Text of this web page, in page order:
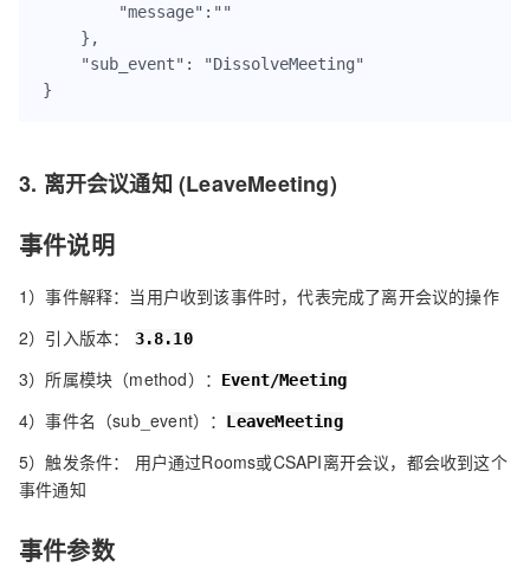
        "message":""
    },
    "sub_event": "DissolveMeeting"
}
3. 离开会议通知 (LeaveMeeting)
事件说明
1）事件解释：当用户收到该事件时，代表完成了离开会议的操作
2）引入版本：
3.8.10
3）所属模块（method）： Event/Meeting
4）事件名（sub_event）： LeaveMeeting
5）触发条件： 用户通过Rooms或CSAPI离开会议，都会收到这个
事件通知
事件参数